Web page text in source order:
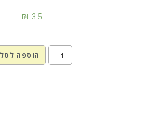
₪ 35
הוספה לסל